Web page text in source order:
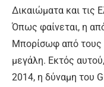
Δικαιώματα και τις
Όπως φαίνεται, η
Μπορίσωφ από τους
μεγάλη. Εκτός
2014, η δύναμη του